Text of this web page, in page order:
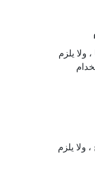
ولا يلزم
ولا يلزم